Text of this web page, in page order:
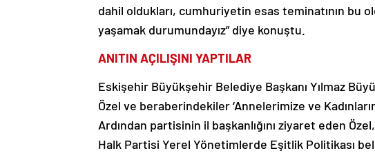
dahil oldukları, cumhuriyetin esas teminatının bu
yaşamak durumundayız” diye konuştu.
ANITIN AÇILIŞINI YAPTILAR
Eskişehir Büyükşehir Belediye Başkanı Yılmaz
Özel ve beraberindekiler ‘Annelerimize ve
Ardından partisinin il başkanlığını ziyaret eden
Halk Partisi Yerel Yönetimlerde Eşitlik Politikası